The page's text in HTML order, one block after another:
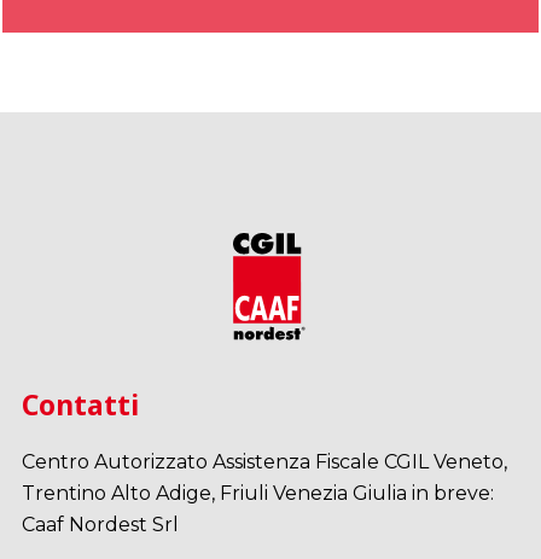
Contatti
Centro Autorizzato Assistenza Fiscale CGIL Veneto,
Trentino Alto Adige, Friuli Venezia Giulia in breve:
Caaf Nordest Srl